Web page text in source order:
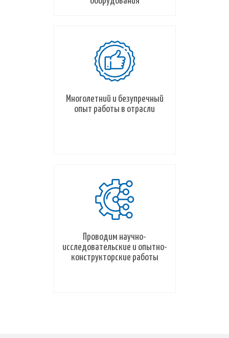
Многолетний и безупречный
опыт работы в отрасли
Проводим научно-
исследовательские и опытно-
конструкторские работы